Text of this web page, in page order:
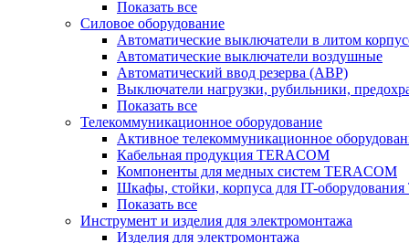
Показать все
Силовое оборудование
Автоматические выключатели в литом
Автоматические выключатели воздушные
Автоматический ввод резерва (АВР)
Выключатели нагрузки, рубильники,
Показать все
Телекоммуникационное оборудование
Активное телекоммуникационное
Кабельная продукция TERACOM
Компоненты для медных систем TERACOM
Шкафы, стойки, корпуса для IT-
Показать все
Инструмент и изделия для электромонтажа
Изделия для электромонтажа